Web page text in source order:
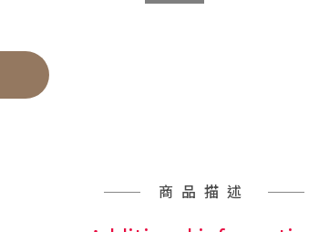
商品描述